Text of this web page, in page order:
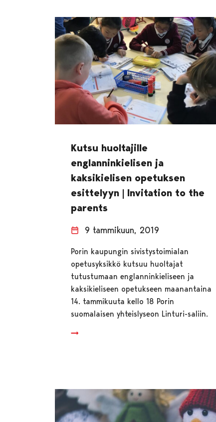
Kutsu huoltajille
englanninkielisen ja
kaksikielisen opetuksen
esittelyyn | Invitation to the
parents
9 tammikuun, 2019
Porin kaupungin sivistystoimialan
opetusyksikkö kutsuu huoltajat
tutustumaan englanninkieliseen ja
kaksikieliseen opetukseen maanantaina
14. tammikuuta kello 18 Porin
suomalaisen yhteislyseon Linturi-saliin.